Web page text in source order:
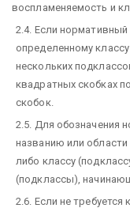
воспламеняемость и
2.4. Если
определенному
нескольких
квадратных скобках
скобок.
2.5. Для обозначения
названию или
либо классу
(подклассы),
2.6. Если не